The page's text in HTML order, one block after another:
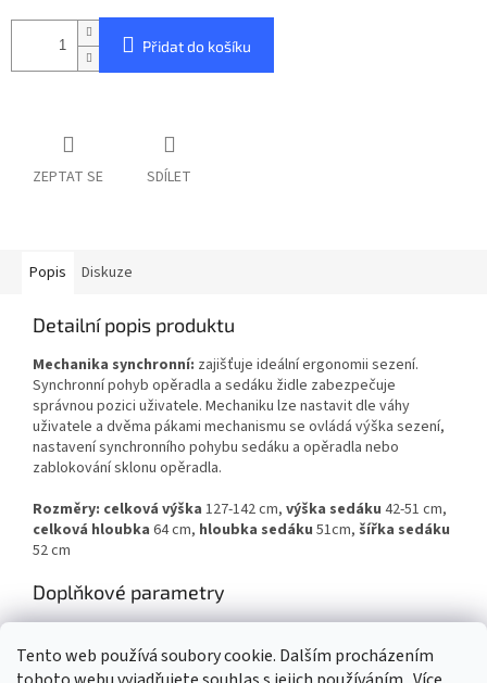
Tento web používá soubory cookie. Dalším procházením
Přidat do košíku
ZEPTAT SE SDÍLET
Popis Diskuze
Detailní popis produktu
Mechanika synchronní: zajišťuje ideální ergonomii sezení.
Synchronní pohyb opěradla a sedáku židle zabezpečuje
správnou pozici uživatele. Mechaniku lze nastavit dle váhy
uživatele a dvěma pákami mechanismu se ovládá výška sezení,
nastavení synchronního pohybu sedáku a opěradla nebo
zablokování sklonu opěradla.
Rozměry: celková výška 127-142 cm, výška sedáku 42-51 cm,
celková hloubka 64 cm, hloubka sedáku 51cm, šířka sedáku
52 cm
Doplňkové parametry
Záruka: 2 roky